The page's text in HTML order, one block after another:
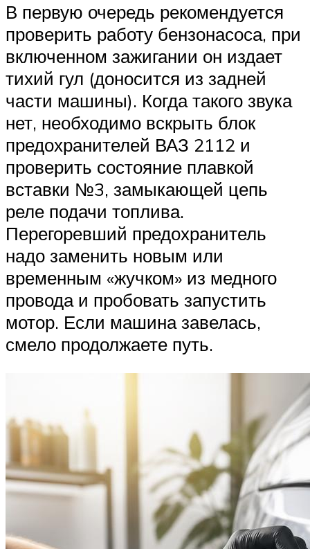
В первую очередь рекомендуется
проверить работу бензонасоса, при
включенном зажигании он издает
тихий гул (доносится из задней
части машины). Когда такого звука
нет, необходимо вскрыть блок
предохранителей ВАЗ 2112 и
проверить состояние плавкой
вставки №3, замыкающей цепь
реле подачи топлива.
Перегоревший предохранитель
надо заменить новым или
временным «жучком» из медного
провода и пробовать запустить
мотор. Если машина завелась,
смело продолжаете путь.